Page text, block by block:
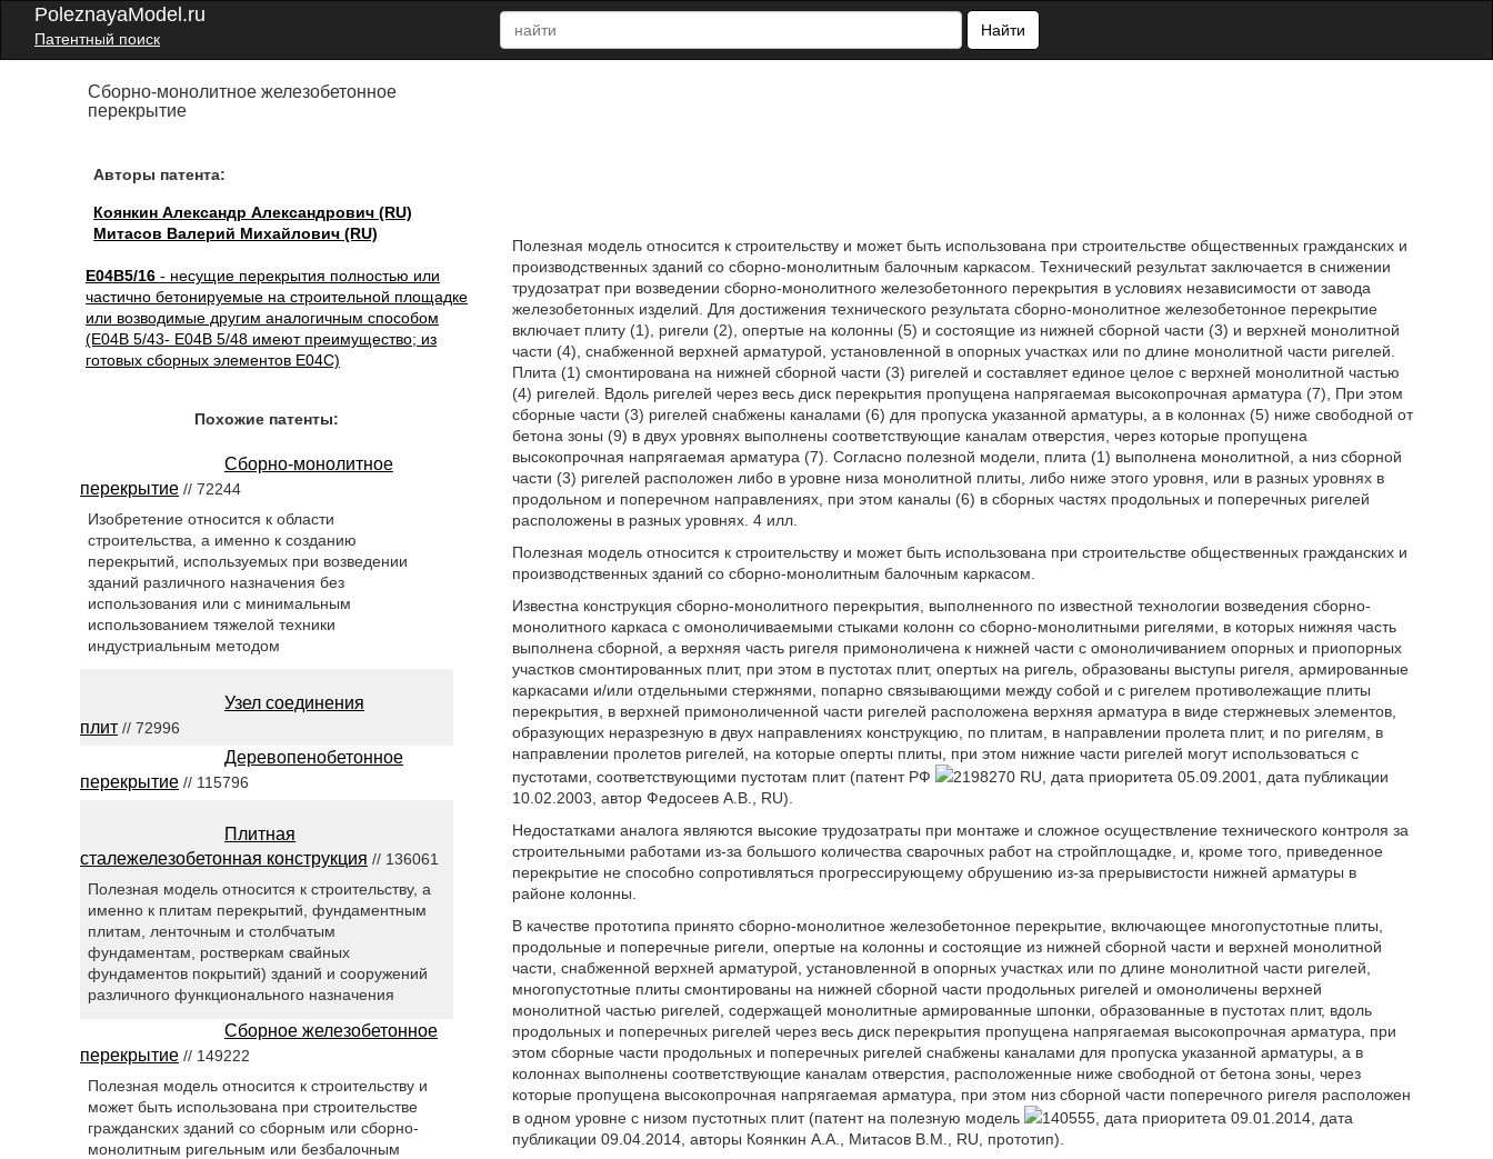
PoleznayaModel.ru
Патентный поиск
Найти
Сборно-монолитное железобетонное
перекрытие
Авторы патента:
Коянкин Александр Александрович (RU)
Митасов Валерий Михайлович (RU)
E04B5/16 - несущие перекрытия полностью или
частично бетонируемые на строительной площадке
или возводимые другим аналогичным способом
(E04B 5/43- E04B 5/48 имеют преимущество; из
готовых сборных элементов E04C)
Полезная модель относится к строительству и может быть использована при строительстве общественных гражданских и
производственных зданий со сборно-монолитным балочным каркасом. Технический результат заключается в снижении
трудозатрат при возведении сборно-монолитного железобетонного перекрытия в условиях независимости от завода
железобетонных изделий. Для достижения технического результата сборно-монолитное железобетонное перекрытие
включает плиту (1), ригели (2), опертые на колонны (5) и состоящие из нижней сборной части (3) и верхней монолитной
части (4), снабженной верхней арматурой, установленной в опорных участках или по длине монолитной части ригелей.
Плита (1) смонтирована на нижней сборной части (3) ригелей и составляет единое целое с верхней монолитной частью
(4) ригелей. Вдоль ригелей через весь диск перекрытия пропущена напрягаемая высокопрочная арматура (7), При этом
сборные части (3) ригелей снабжены каналами (6) для пропуска указанной арматуры, а в колоннах (5) ниже свободной от
бетона зоны (9) в двух уровнях выполнены соответствующие каналам отверстия, через которые пропущена
высокопрочная напрягаемая арматура (7). Согласно полезной модели, плита (1) выполнена монолитной, а низ сборной
части (3) ригелей расположен либо в уровне низа монолитной плиты, либо ниже этого уровня, или в разных уровнях в
продольном и поперечном направлениях, при этом каналы (6) в сборных частях продольных и поперечных ригелей
расположены в разных уровнях. 4 илл.
Полезная модель относится к строительству и может быть использована при строительстве общественных гражданских и
производственных зданий со сборно-монолитным балочным каркасом.
Известна конструкция сборно-монолитного перекрытия, выполненного по известной технологии возведения сборно-
монолитного каркаса с омоноличиваемыми стыками колонн со сборно-монолитными ригелями, в которых нижняя часть
выполнена сборной, а верхняя часть ригеля примоноличена к нижней части с омоноличиванием опорных и приопорных
участков смонтированных плит, при этом в пустотах плит, опертых на ригель, образованы выступы ригеля, армированные
каркасами и/или отдельными стержнями, попарно связывающими между собой и с ригелем противолежащие плиты
перекрытия, в верхней примоноличенной части ригелей расположена верхняя арматура в виде стержневых элементов,
образующих неразрезную в двух направлениях конструкцию, по плитам, в направлении пролета плит, и по ригелям, в
направлении пролетов ригелей, на которые оперты плиты, при этом нижние части ригелей могут использоваться с
пустотами, соответствующими пустотам плит (патент РФ
2198270 RU, дата приоритета 05.09.2001, дата публикации
10.02.2003, автор Федосеев А.В., RU).
Недостатками аналога являются высокие трудозатраты при монтаже и сложное осуществление технического контроля за
строительными работами из-за большого количества сварочных работ на стройплощадке, и, кроме того, приведенное
перекрытие не способно сопротивляться прогрессирующему обрушению из-за прерывистости нижней арматуры в
районе колонны.
В качестве прототипа принято сборно-монолитное железобетонное перекрытие, включающее многопустотные плиты,
продольные и поперечные ригели, опертые на колонны и состоящие из нижней сборной части и верхней монолитной
части, снабженной верхней арматурой, установленной в опорных участках или по длине монолитной части ригелей,
многопустотные плиты смонтированы на нижней сборной части продольных ригелей и омоноличены верхней
монолитной частью ригелей, содержащей монолитные армированные шпонки, образованные в пустотах плит, вдоль
продольных и поперечных ригелей через весь диск перекрытия пропущена напрягаемая высокопрочная арматура, при
этом сборные части продольных и поперечных ригелей снабжены каналами для пропуска указанной арматуры, а в
колоннах выполнены соответствующие каналам отверстия, расположенные ниже свободной от бетона зоны, через
которые пропущена высокопрочная напрягаемая арматура, при этом низ сборной части поперечного ригеля расположен
в одном уровне с низом пустотных плит (патент на полезную модель
140555, дата приоритета 09.01.2014, дата
публикации 09.04.2014, авторы Коянкин А.А., Митасов В.М., RU, прототип).
Похожие патенты:
Сборно-монолитное
перекрытие // 72244
Изобретение относится к области
строительства, а именно к созданию
перекрытий, используемых при возведении
зданий различного назначения без
использования или с минимальным
использованием тяжелой техники
индустриальным методом
Узел соединения
плит // 72996
Деревопенобетонное
перекрытие // 115796
Плитная
сталежелезобетонная конструкция // 136061
Полезная модель относится к строительству, а
именно к плитам перекрытий, фундаментным
плитам, ленточным и столбчатым
фундаментам, ростверкам свайных
фундаментов покрытий) зданий и сооружений
различного функционального назначения
Сборное железобетонное
перекрытие // 149222
Полезная модель относится к строительству и
может быть использована при строительстве
гражданских зданий со сборным или сборно-
монолитным ригельным или безбалочным